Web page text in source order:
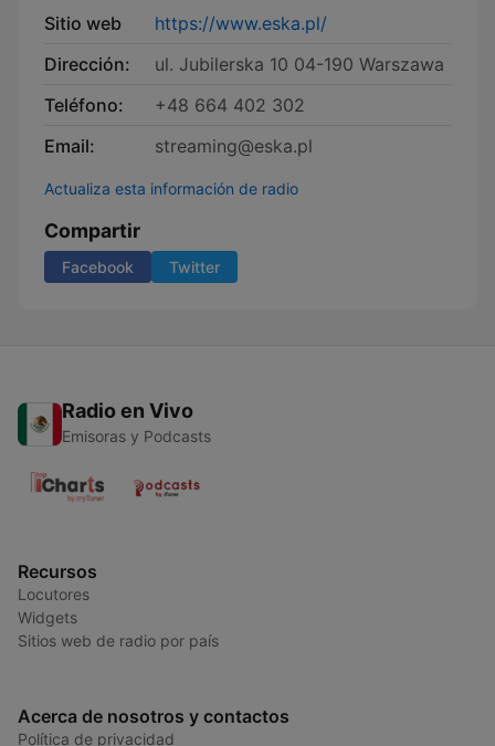
Sitio web
https://www.eska.pl/
Dirección:
ul. Jubilerska 10 04-190 Warszawa
Teléfono:
+48 664 402 302
Email:
streaming@eska.pl
Actualiza esta información de radio
Compartir
Facebook Twitter
Radio en Vivo
Emisoras y Podcasts
Recursos
Locutores
Widgets
Sitios web de radio por país
Acerca de nosotros y contactos
Política de privacidad